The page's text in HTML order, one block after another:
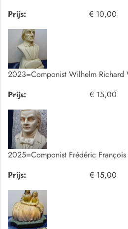
Prijs:
€ 10,00
2023=Componist Wilhelm Richard
Prijs:
€ 15,00
2025=Componist Frédéric
Prijs:
€ 15,00